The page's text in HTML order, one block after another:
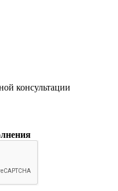
консультации